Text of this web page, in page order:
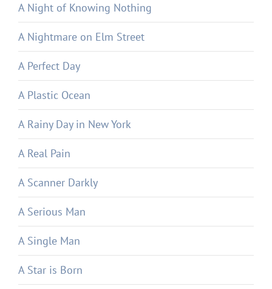
A Night of Knowing Nothing
A Nightmare on Elm Street
A Perfect Day
A Plastic Ocean
A Rainy Day in New York
A Real Pain
A Scanner Darkly
A Serious Man
A Single Man
A Star is Born